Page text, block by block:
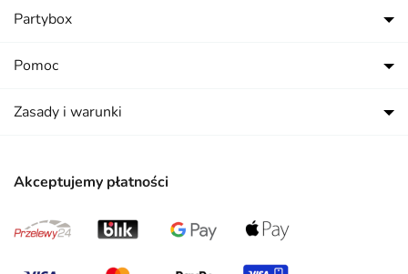
Akceptujemy płatności
Partybox
Pomoc
Zasady i warunki